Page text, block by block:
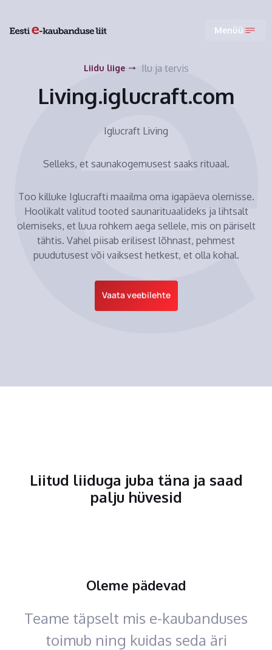
Menüü
Liidu liige Ilu ja tervis
Living.iglucraft.com
Iglucraft Living
Selleks, et saunakogemusest saaks rituaal.
Too killuke Iglucrafti maailma oma igapäeva olemisse.
Hoolikalt valitud tooted saunarituaalideks ja lihtsalt
olemiseks, et luua rohkem aega sellele, mis on päriselt
tähtis. Vahel piisab erilisest lõhnast, pehmest
puudutusest või vaiksest hetkest, et olla kohal.
Vaata veebilehte
Liitud liiduga juba täna ja saad
palju hüvesid
Oleme pädevad
Teame täpselt mis e-kaubanduses
toimub ning kuidas seda äri